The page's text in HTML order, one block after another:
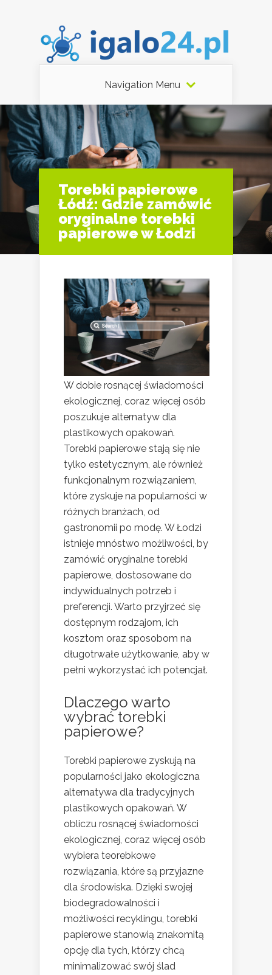
Navigation Menu
Torebki papierowe
Łódź: Gdzie zamówić
oryginalne torebki
papierowe w Łodzi
W dobie rosnącej świadomości
ekologicznej, coraz więcej osób
poszukuje alternatyw dla
plastikowych opakowań.
Torebki papierowe stają się nie
tylko estetycznym, ale również
funkcjonalnym rozwiązaniem,
które zyskuje na popularności w
różnych branżach, od
gastronomii po modę. W Łodzi
istnieje mnóstwo możliwości, by
zamówić oryginalne torebki
papierowe, dostosowane do
indywidualnych potrzeb i
preferencji. Warto przyjrzeć się
dostępnym rodzajom, ich
kosztom oraz sposobom na
długotrwałe użytkowanie, aby w
pełni wykorzystać ich potencjał.
Dlaczego warto
wybrać torebki
papierowe?
Torebki papierowe zyskują na
popularności jako ekologiczna
alternatywa dla tradycyjnych
plastikowych opakowań. W
obliczu rosnącej świadomości
ekologicznej, coraz więcej osób
wybiera teorebkowe
rozwiązania, które są przyjazne
dla środowiska. Dzięki swojej
biodegradowalności i
możliwości recyklingu, torebki
papierowe stanowią znakomitą
opcję dla tych, którzy chcą
minimalizować swój ślad